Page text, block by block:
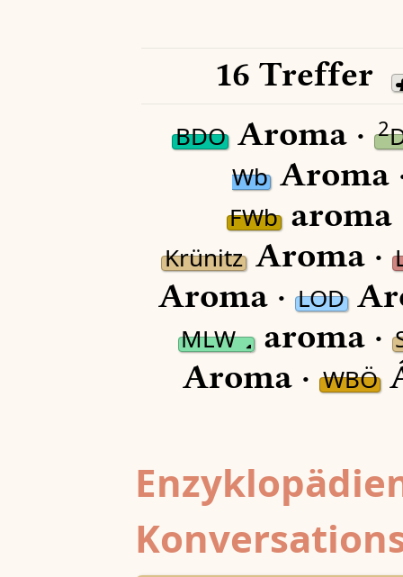
16 Treffer
BDOAroma ·2
WbAroma
FWbaroma
KrünitzAroma ·
Aroma · LOD
MLW aroma ·
Aroma ·WBÖ